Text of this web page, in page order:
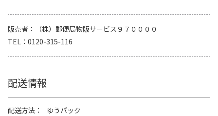
販売者
（株）郵便局物販サービス９７００００
TEL
0120-315-116
配送情報
配送方法
ゆうパック